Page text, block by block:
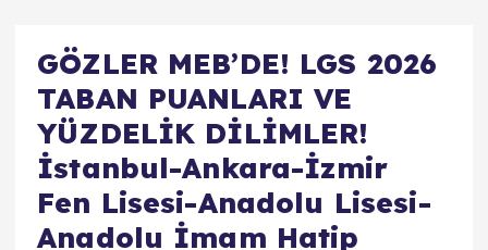
GÖZLER MEB’DE! LGS 2026
TABAN PUANLARI VE
YÜZDELİK DİLİMLER!
İstanbul-Ankara-İzmir
Fen Lisesi-Anadolu Lisesi-
Anadolu İmam Hatip